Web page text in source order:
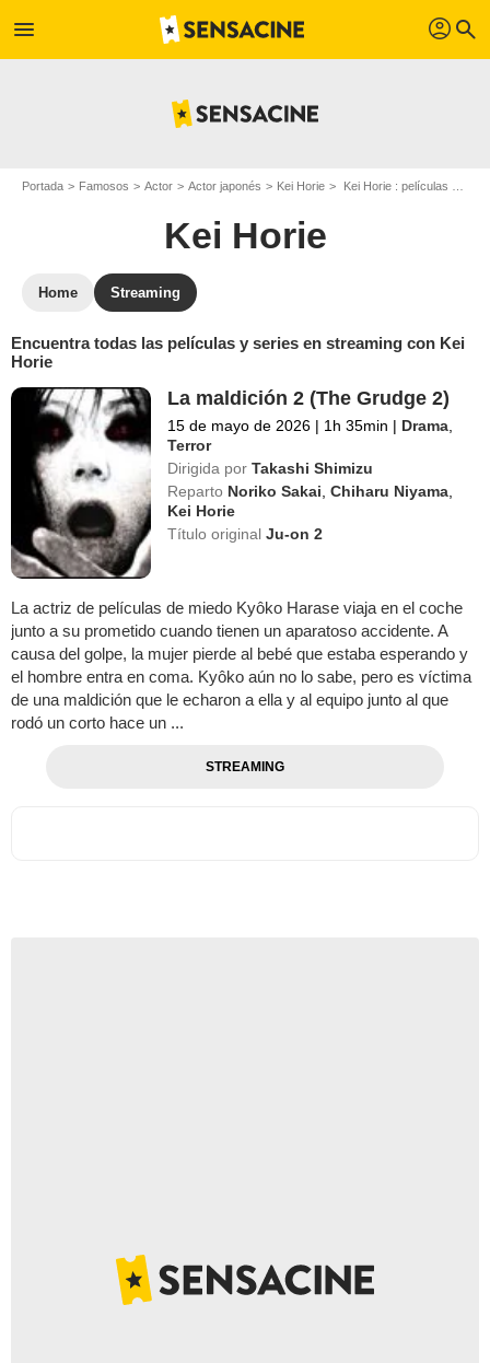
menu profil search
Portada Famosos Actor Actor japonés Kei Horie Kei Horie : películas y series online
Kei Horie
Home Streaming
Encuentra todas las películas y series en streaming con Kei
Horie
La maldición 2 (The Grudge 2)
15 de mayo de 2026 | 1h 35min | Drama
Terror
Dirigida por Takashi Shimizu
Reparto Noriko Sakai ,Chiharu Niyama
Kei Horie
Título originalJu-on 2
La actriz de películas de miedo Kyôko Harase viaja en el coche
junto a su prometido cuando tienen un aparatoso accidente. A
causa del golpe, la mujer pierde al bebé que estaba esperando y
el hombre entra en coma. Kyôko aún no lo sabe, pero es víctima
de una maldición que le echaron a ella y al equipo junto al que
rodó un corto hace un ...
STREAMING